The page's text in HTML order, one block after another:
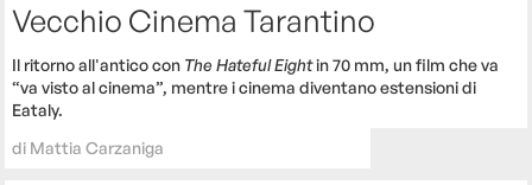
Vecchio Cinema Tarantino
Il ritorno all'antico con The Hateful Eightin 70 mm, un film che va
“va visto al cinema”, mentre i cinema diventano estensioni di
Eataly.
di Mattia Carzaniga